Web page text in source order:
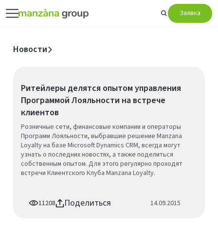
Заявка
Новости
Ритейлеры делятся опытом управления
Программой Лояльности на встрече
клиентов
Розничные сети, финансовые компании и операторы
Программ Лояльности, выбравшие решение Manzana
Loyalty на базе Microsoft Dynamics CRM, всегда могут
узнать о последних новостях, а также поделиться
собственным опытом. Для этого регулярно проходят
встречи Клиентского Клуба Manzana Loyalty.
11208 Поделиться 14.09.2015